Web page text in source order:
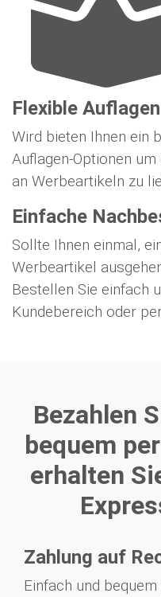
Flexible Auflagen
Wird bieten Ihnen ein
Auflagen-Optionen
an Werbeartikeln zu
Einfache
Sollte Ihnen einmal,
Werbeartikel
Bestellen Sie einfach
Kundebereich oder
Bezahlen
bequem
erhalten
Zahlung auf
Einfach und